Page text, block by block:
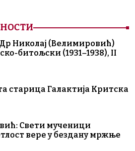
Николај (Велимировић)
битољски (1931–1938), II
старица Галактија Критска
Свети мученици
вере у бездану мржње